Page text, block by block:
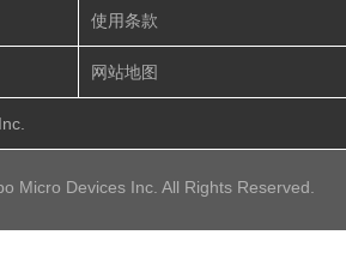
使用条款
网站地图
Micro Devices Inc. All Rights Reserved.